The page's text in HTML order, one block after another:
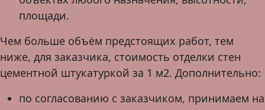
площади.
Чем больше объём предстоящих работ, тем
ниже, для заказчика, стоимость отделки стен
цементной штукатуркой за 1 м2. Дополнительно:
по согласованию с заказчиком, принимаем на